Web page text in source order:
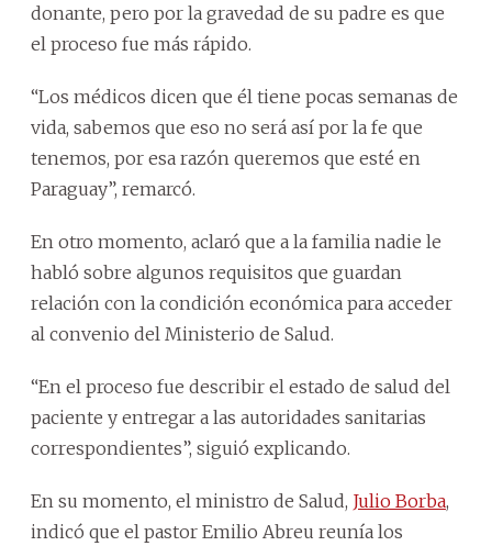
donante, pero por la gravedad de su padre es que
el proceso fue más rápido.
“Los médicos dicen que él tiene pocas semanas de
vida, sabemos que eso no será así por la fe que
tenemos, por esa razón queremos que esté en
Paraguay”, remarcó.
En otro momento, aclaró que a la familia nadie le
habló sobre algunos requisitos que guardan
relación con la condición económica para acceder
al convenio del Ministerio de Salud.
“En el proceso fue describir el estado de salud del
paciente y entregar a las autoridades sanitarias
correspondientes”, siguió explicando.
En su momento, el ministro de Salud, Julio Borba,
indicó que el pastor Emilio Abreu reunía los